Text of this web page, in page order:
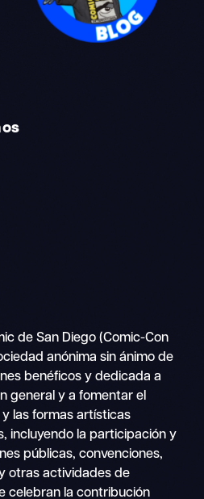
de San Diego (Comic-Con
anónima sin ánimo de
benéficos y dedicada a
general y a fomentar el
las formas artísticas
incluyendo la participación y
públicas, convenciones,
otras actividades de
celebran la contribución